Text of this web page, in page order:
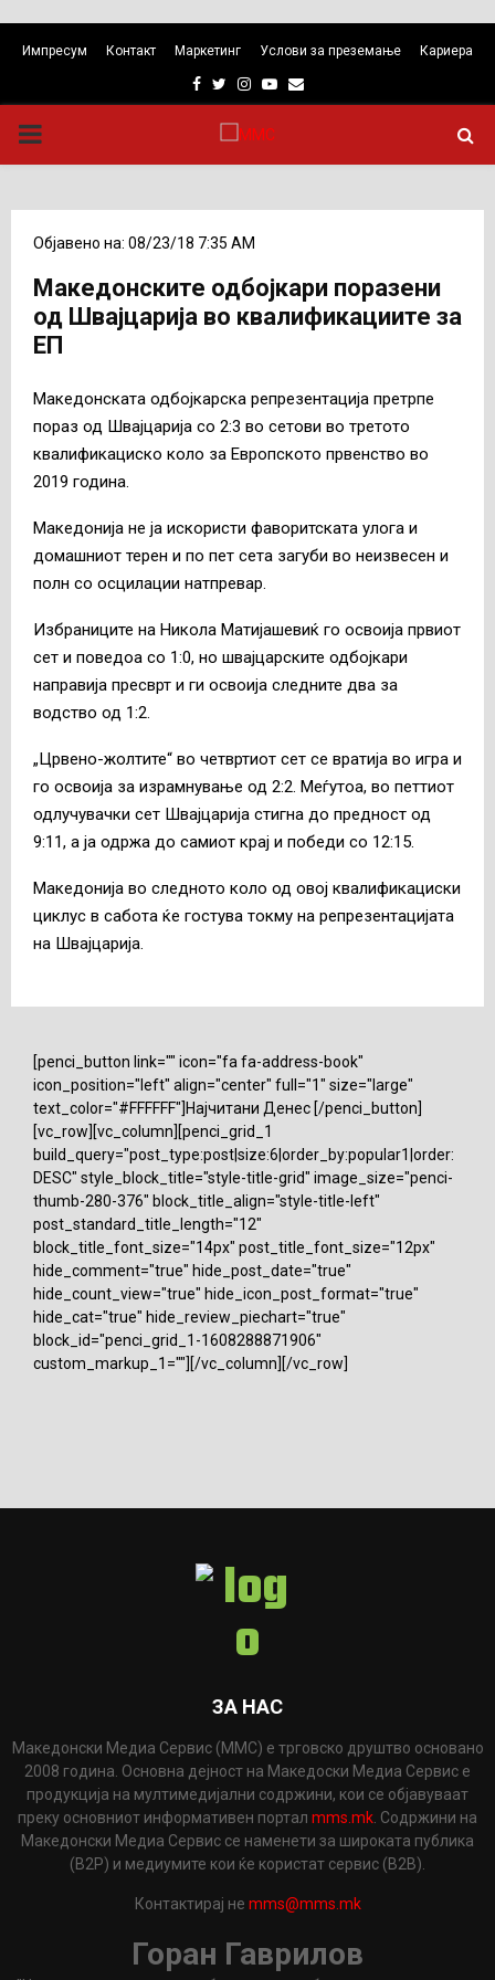
Импресум Контакт Маркетинг Услови за преземање Кариера
Facebook
TwitterInstagram
Youtube
Email
PRIMARY
Објавено на: 08/23/18 7:35 AM
Македонските одбојкари поразени
од Швајцарија во квалификациите за
ЕП
Македонската одбојкарска репрезентација претрпе
пораз од Швајцарија со 2:3 во сетови во третото
квалификациско коло за Европското првенство во
2019 година.
Македонија не ја искористи фаворитската улога и
домашниот терен и по пет сета загуби во неизвесен и
полн со осцилации натпревар.
Избраниците на Никола Матијашевиќ го освоија првиот
сет и поведоа со 1:0, но швајцарските одбојкари
направија пресврт и ги освоија следните два за
водство од 1:2.
„Црвено-жолтите“ во четвртиот сет се вратија во игра и
го освоија за израмнување од 2:2. Меѓутоа, во петтиот
одлучувачки сет Швајцарија стигна до предност од
9:11, а ја одржа до самиот крај и победи со 12:15.
Македонија во следното коло од овој квалификациски
циклус в сабота ќе гостува токму на репрезентацијата
на Швајцарија.
[penci_button link="" icon="fa fa-address-book"
icon_position="left" align="center" full="1" size="large"
text_color="#FFFFFF"]Најчитани Денес [/penci_button]
[vc_row][vc_column][penci_grid_1
build_query="post_type:post|size:6|order_by:popular1|order:
DESC" style_block_title="style-title-grid" image_size="penci-
thumb-280-376" block_title_align="style-title-left"
post_standard_title_length="12"
block_title_font_size="14px" post_title_font_size="12px"
hide_comment="true" hide_post_date="true"
hide_count_view="true" hide_icon_post_format="true"
hide_cat="true" hide_review_piechart="true"
block_id="penci_grid_1-1608288871906"
custom_markup_1=""][/vc_column][/vc_row]
ЗА НАС
Македонски Медиа Сервис (ММС) е трговско друштво основано
2008 година. Основна дејност на Македоски Медиа Сервис е
продукција на мултимедијални содржини, кои се објавуваат
преку основниот информативен портал mms.mk . Содржини на
Македонски Медиа Сервис се наменети за широката публика
(B2P) и медиумите кои ќе користат сервис (B2B).
Контактирај не mms@mms.mk
Горан Гаврилов